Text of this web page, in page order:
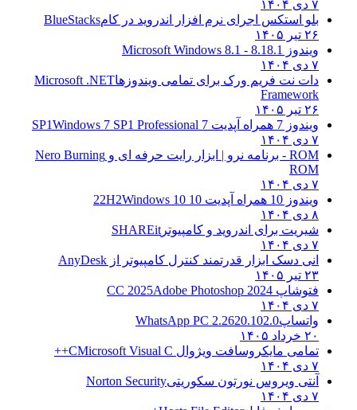
۷ دی ۱۴۰۴
بلو استکس اجرای نرم افزار اندروید در کامBlueStacks
۲۶ تیر ۱۴۰۵
ویندوز 8.1
8.1 - Microsoft Windows 8.1
۷ دی ۱۴۰۴
دات نت فریم ورک برای تمامی ویندوزهاMicrosoft .NET
Framework
۲۶ تیر ۱۴۰۵
ویندوز 7 همراه آپدیت 7 SP1
Windows 7 SP1 Professional
۷ دی ۱۴۰۴
ROM - برنامه نرو | ابزار رایت حرفه ای و
Nero Burning
ROM
۷ دی ۱۴۰۴
ویندوز 10 همراه آپدیت 10 22H2
Windows 10
۸ دی ۱۴۰۴
شیریت برای اندروید و کامپیوتر SHAREit
۷ دی ۱۴۰۴
انی دسک ابزار قدرتمند کنترل کامپیوتر از AnyDesk
۲۳ تیر ۱۴۰۵
فتوشاپ CC 2025 Adobe Photoshop 2024
۷ دی ۱۴۰۴
واتساپWhatsApp PC 2.2620.102.0
۲۰ خرداد ۱۴۰۵
تمامی مایکروسافت ویژوال C Microsoft Visual C++
۷ دی ۱۴۰۴
آنتی ویروس نورتون سکوریتیNorton Security
۷ دی ۱۴۰۴